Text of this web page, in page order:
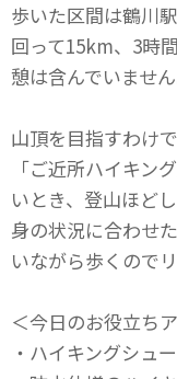
歩いた区間は鶴川
回って15km、3時
憩は含んでいませ
山頂を目指すわけ
「ご近所ハイキン
いとき、登山ほど
身の状況に合わせ
いながら歩くので
＜今日のお役立ち
・ハイキングシュ